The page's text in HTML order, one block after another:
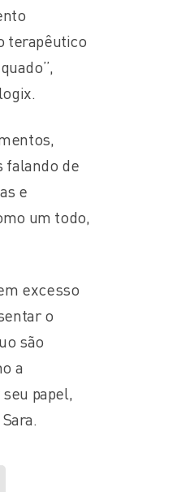
terapêutico
falando de
e
um todo,
excesso
o
são
a
papel,